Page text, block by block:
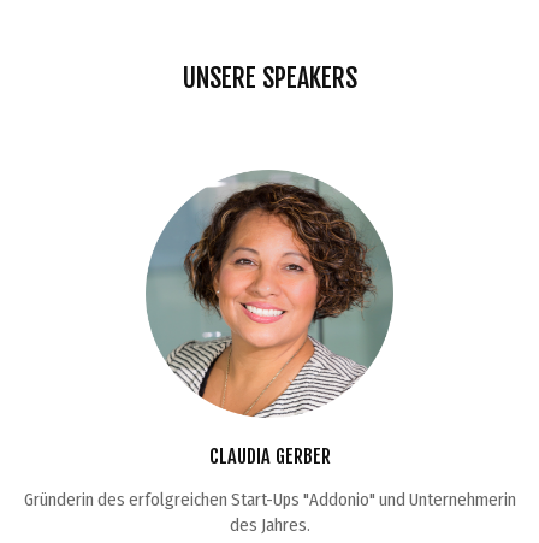
UNSERE SPEAKERS
CLAUDIA GERBER
Gründerin des erfolgreichen Start-Ups "Addonio" und Unternehmerin
des Jahres.